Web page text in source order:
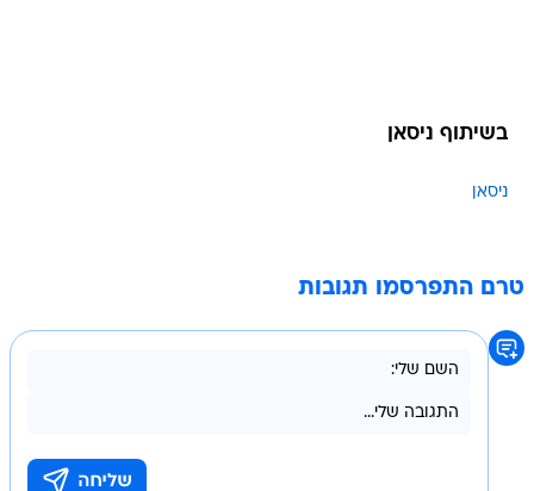
בשיתוף ניסאן
ניסאן
טרם התפרסמו תגובות